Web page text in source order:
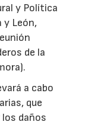
y Política
y León,
de la
a cabo
que
los daños